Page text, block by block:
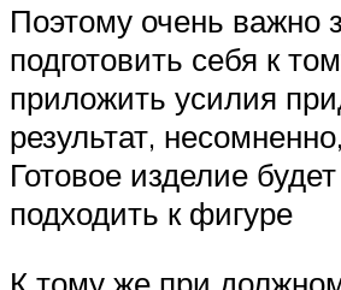
Поэтому очень важно
подготовить себя к
приложить усилия
результат,
Готовое изделие
подходить к фигуре